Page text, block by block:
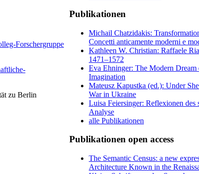
Forschergruppe
zu Berlin
Publikationen
Michail Chatzidakis:
Concetti anticamente moderni e
Kathleen W. Christian: Raffaele
1471–1572
Eva Ehninger: The Modern
Imagination
Mateusz Kapustka (ed.): Under
War in Ukraine
Luisa Feiersinger: Reflexionen
Analyse
alle Publikationen
Publikationen open access
The Semantic Census: a new
Architecture Known in the